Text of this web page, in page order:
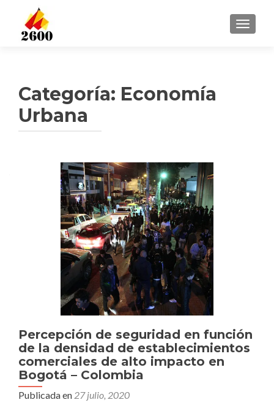
Categoría: Economía
Urbana
Percepción de seguridad en función
de la densidad de establecimientos
comerciales de alto impacto en
Bogotá – Colombia
Publicada en 27 julio, 2020
Navegación
entradas